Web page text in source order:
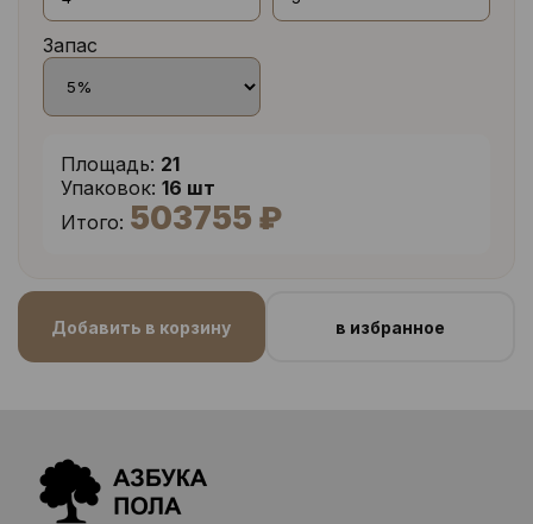
Запас
Площадь: 21
Упаковок: 16 шт
Итого: 503755 ₽
Добавить в корзину в избранное